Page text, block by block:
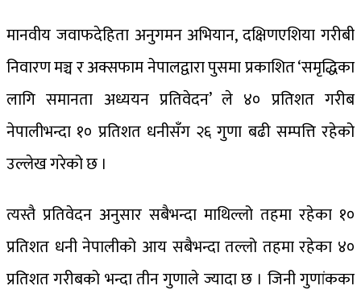
मानवीय जवाफदेहिता अनुगमन अभियान, दक्षिणएशिया गरीबी
निवारण मञ्च र अक्सफाम नेपालद्वारा पुसमा प्रकाशित ‘समृद्धिका
लागि समानता अध्ययन प्रतिवेदन’ ले ४० प्रतिशत गरीब
नेपालीभन्दा १० प्रतिशत धनीसँग २६ गुणा बढी सम्पत्ति रहेको
उल्लेख गरेको छ ।
त्यस्तै प्रतिवेदन अनुसार सबैभन्दा माथिल्लो तहमा रहेका १०
प्रतिशत धनी नेपालीको आय सबैभन्दा तल्लो तहमा रहेका ४०
प्रतिशत गरीबको भन्दा तीन गुणाले ज्यादा छ । जिनी गुणांकका